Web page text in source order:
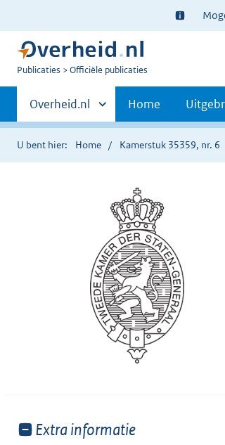
Ter
U
Publicaties Officiële publicaties
Primaire
navigatie
Andere
sites
binnen
Overheid.nl Home
U bent hier: Home Kamerstuk 35359, nr. 6
Toon
Extra informatie